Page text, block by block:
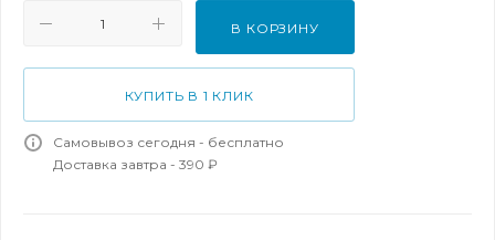
В КОРЗИНУ
КУПИТЬ В 1 КЛИК
Самовывоз сегодня - бесплатно
Доставка завтра - 390 ₽